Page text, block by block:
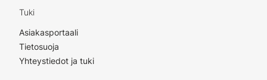
Tuki
Asiakasportaali
Tietosuoja
Yhteystiedot ja tuki